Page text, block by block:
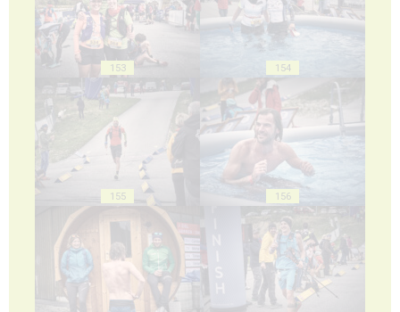
153 154
155 156